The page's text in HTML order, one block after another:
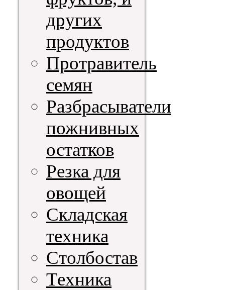
других
продуктов
Протравитель
семян
Разбрасыватели
пожнивных
остатков
Резка для
овощей
Складская
техника
Столбостав
Техника